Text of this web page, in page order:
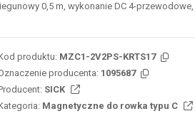
0,5 m, wykonanie DC 4-
produktu: MZC1-2V2PS-KRTS17
producenta: 1095687
SICK
Magnetyczne do rowka typu C